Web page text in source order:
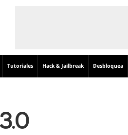
Tutoriales Hack & Jailbreak Desbloquea